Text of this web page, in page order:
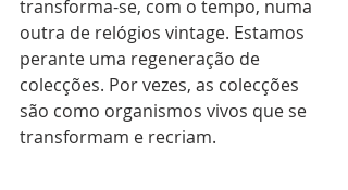
transforma-se, com o tempo, numa
outra de relógios vintage. Estamos
perante uma regeneração de
colecções. Por vezes, as colecções
são como organismos vivos que se
transformam e recriam.